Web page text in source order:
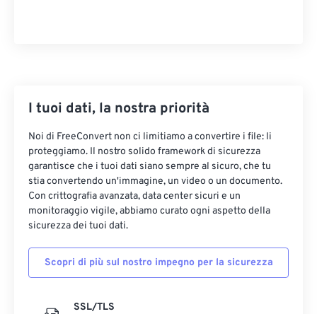
I tuoi dati, la nostra priorità
Noi di FreeConvert non ci limitiamo a convertire i file: li
proteggiamo. Il nostro solido framework di sicurezza
garantisce che i tuoi dati siano sempre al sicuro, che tu
stia convertendo un'immagine, un video o un documento.
Con crittografia avanzata, data center sicuri e un
monitoraggio vigile, abbiamo curato ogni aspetto della
sicurezza dei tuoi dati.
Scopri di più sul nostro impegno per la sicurezza
SSL/TLS